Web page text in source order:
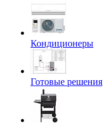
Кондиционеры
Готовые решения